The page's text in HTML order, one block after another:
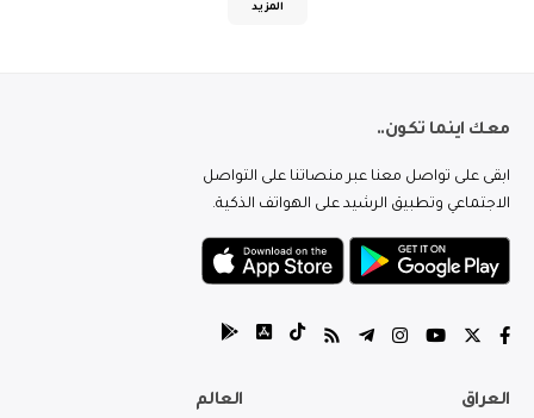
المزيد
معك اينما تكون..
ابقى على تواصل معنا عبر منصاتنا على التواصل
الاجتماعي وتطبيق الرشيد على الهواتف الذكية.
العراق العالم